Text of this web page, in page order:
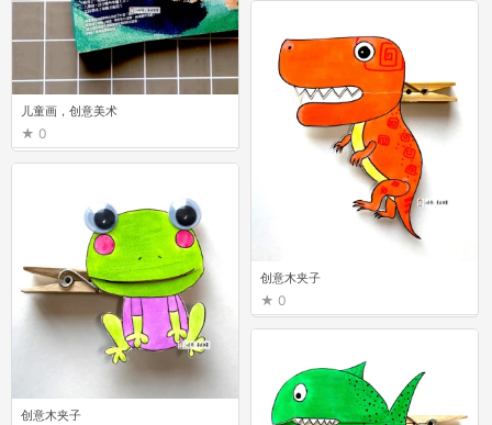
创意木夹子
儿童画，创意美术
0
创意木夹子
0